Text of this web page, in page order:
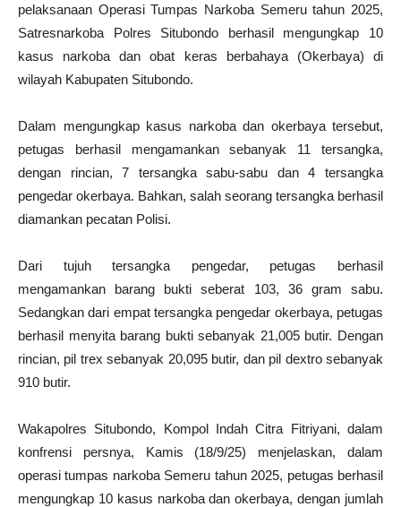
pelaksanaan Operasi Tumpas Narkoba Semeru tahun 2025,
Satresnarkoba Polres Situbondo berhasil mengungkap 10
kasus narkoba dan obat keras berbahaya (Okerbaya) di
wilayah Kabupaten Situbondo.
Dalam mengungkap kasus narkoba dan okerbaya tersebut,
petugas berhasil mengamankan sebanyak 11 tersangka,
dengan rincian, 7 tersangka sabu-sabu dan 4 tersangka
pengedar okerbaya. Bahkan, salah seorang tersangka berhasil
diamankan pecatan Polisi.
Dari tujuh tersangka pengedar, petugas berhasil
mengamankan barang bukti seberat 103, 36 gram sabu.
Sedangkan dari empat tersangka pengedar okerbaya, petugas
berhasil menyita barang bukti sebanyak 21,005 butir. Dengan
rincian, pil trex sebanyak 20,095 butir, dan pil dextro sebanyak
910 butir.
Wakapolres Situbondo, Kompol Indah Citra Fitriyani, dalam
konfrensi persnya, Kamis (18/9/25) menjelaskan, dalam
operasi tumpas narkoba Semeru tahun 2025, petugas berhasil
mengungkap 10 kasus narkoba dan okerbaya, dengan jumlah